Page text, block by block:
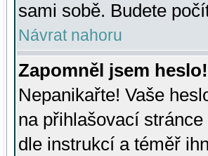
sami sobě. Budete
Návrat nahoru
Zapomněl jsem heslo!
Nepanikařte! Vaše
na přihlašovací
dle instrukcí a téměř